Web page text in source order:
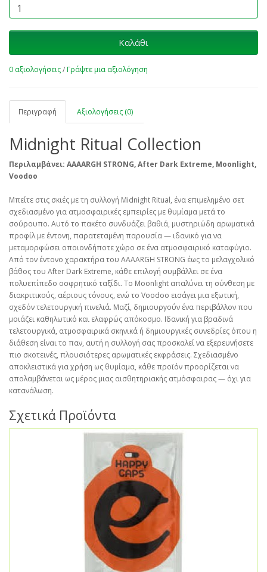
Καλάθι
0 αξιολογήσεις/Γράψτε μια αξιολόγηση
Περιγραφή Αξιολογήσεις (0)
Midnight Ritual Collection
Περιλαμβάνει: AAAARGH STRONG, After Dark Extreme, Moonlight,
Voodoo
Μπείτε στις σκιές με τη συλλογή Midnight Ritual, ένα επιμελημένο σετ
σχεδιασμένο για ατμοσφαιρικές εμπειρίες με θυμίαμα μετά το
σούρουπο. Αυτό το πακέτο συνδυάζει βαθιά, μυστηριώδη αρωματικά
προφίλ με έντονη, παρατεταμένη παρουσία — ιδανικό για να
μεταμορφώσει οποιονδήποτε χώρο σε ένα ατμοσφαιρικό καταφύγιο.
Από τον έντονο χαρακτήρα του AAAARGH STRONG έως το μελαγχολικό
βάθος του After Dark Extreme, κάθε επιλογή συμβάλλει σε ένα
πολυεπίπεδο οσφρητικό ταξίδι. Το Moonlight απαλύνει τη σύνθεση με
διακριτικούς, αέριους τόνους, ενώ το Voodoo εισάγει μια εξωτική,
σχεδόν τελετουργική πινελιά. Μαζί, δημιουργούν ένα περιβάλλον που
μοιάζει καθηλωτικό και ελαφρώς απόκοσμο. Ιδανική για βραδινά
τελετουργικά, ατμοσφαιρικά σκηνικά ή δημιουργικές συνεδρίες όπου η
διάθεση είναι το παν, αυτή η συλλογή σας προσκαλεί να εξερευνήσετε
πιο σκοτεινές, πλουσιότερες αρωματικές εκφράσεις. Σχεδιασμένο
αποκλειστικά για χρήση ως θυμίαμα, κάθε προϊόν προορίζεται να
απολαμβάνεται ως μέρος μιας αισθητηριακής ατμόσφαιρας — όχι για
κατανάλωση.
Σχετικά Προϊόντα